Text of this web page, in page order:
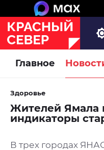
Главное
Здоровье
Жителей Ямала
индикаторы
В трех городах